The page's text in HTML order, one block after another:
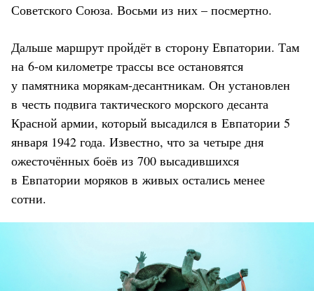
Советского Союза. Восьми из них – посмертно.
Дальше маршрут пройдёт в сторону Евпатории. Там
на 6-ом километре трассы все остановятся
у памятника морякам-десантникам. Он установлен
в честь подвига тактического морского десанта
Красной армии, который высадился в Евпатории 5
января 1942 года. Известно, что за четыре дня
ожесточённых боёв из 700 высадившихся
в Евпатории моряков в живых остались менее
сотни.